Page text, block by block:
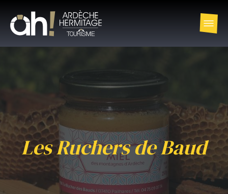
Les Ruchers de Baud